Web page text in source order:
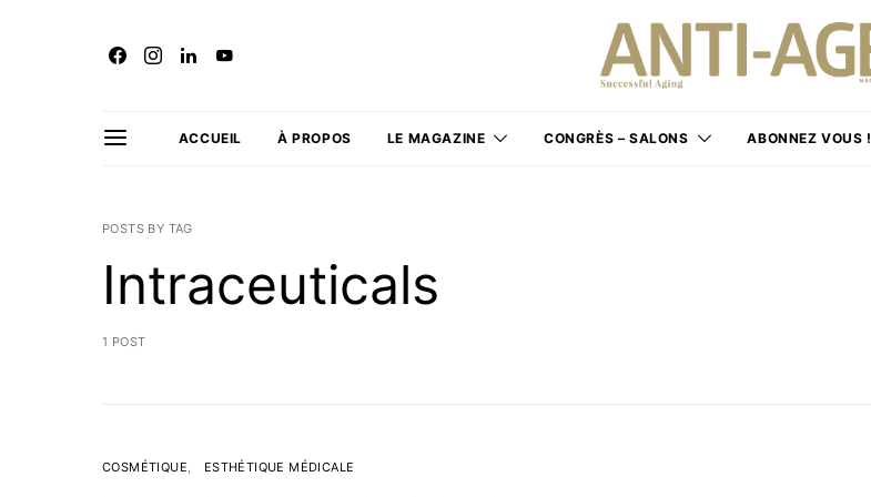
ACCUEIL À PROPOS LE MAGAZINE CONGRÈS – SALONS ABONNEZ VOUS !
POSTS BY TAG
Intraceuticals
1 POST
COSMÉTIQUE ESTHÉTIQUE MÉDICALE